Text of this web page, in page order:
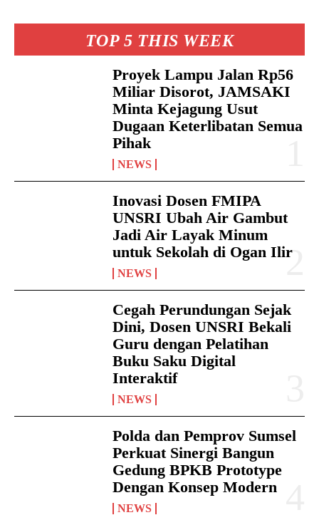
TOP 5 THIS WEEK
Proyek Lampu Jalan Rp56
Miliar Disorot, JAMSAKI
Minta Kejagung Usut
Dugaan Keterlibatan Semua
Pihak
NEWS
Inovasi Dosen FMIPA
UNSRI Ubah Air Gambut
Jadi Air Layak Minum
untuk Sekolah di Ogan Ilir
NEWS
Cegah Perundungan Sejak
Dini, Dosen UNSRI Bekali
Guru dengan Pelatihan
Buku Saku Digital
Interaktif
NEWS
Polda dan Pemprov Sumsel
Perkuat Sinergi Bangun
Gedung BPKB Prototype
Dengan Konsep Modern
NEWS